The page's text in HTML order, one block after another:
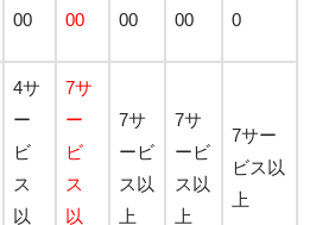
00
00
00
00
0
4サ
ー
ビ
ス
以
7サ
ー
ビ
ス
以
7サ
ービ
ス以
上
7サ
ービ
ス以
上
7サー
ビス以
上